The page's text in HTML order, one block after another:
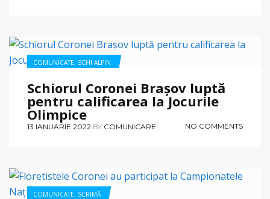
COMUNICATE, SCHI ALPIN
Schiorul Coronei Brașov luptă
pentru calificarea la Jocurile
Olimpice
13 IANUARIE 2022 BY COMUNICARE NO COMMENTS
COMUNICATE, SCRIMĂ